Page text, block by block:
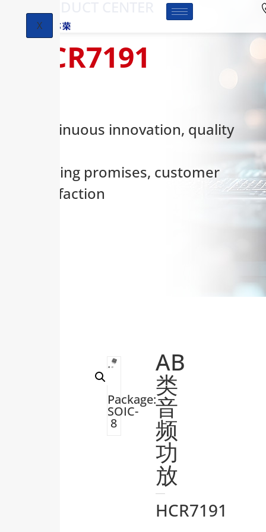
X
HCR7191
Continuous innovation, quality
keeping promises, customer
satisfaction
Package:
SOIC-
8
AB
类
音
频
功
放
HCR7191